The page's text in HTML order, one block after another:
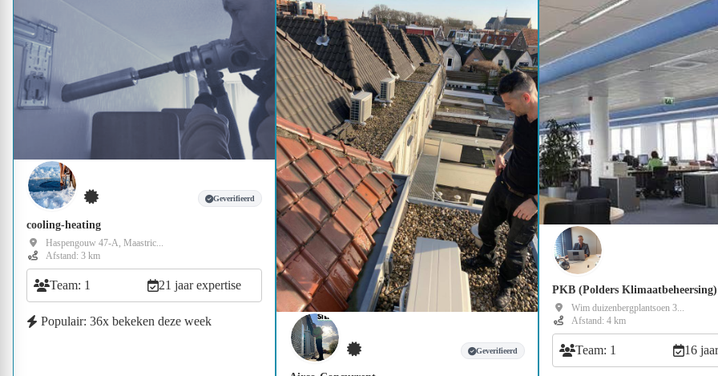
Geverifieerd
cooling-heating
Haspengouw 47-A, Maastric...
Afstand: 3 km
Team: 1 21 jaar expertise
Populair: 36x bekeken deze week
Geverifieerd
PKB (Polders Klimaatbeheersing)
Wim duizenbergplantsoen 3...
Afstand: 4 km
Team: 1 16